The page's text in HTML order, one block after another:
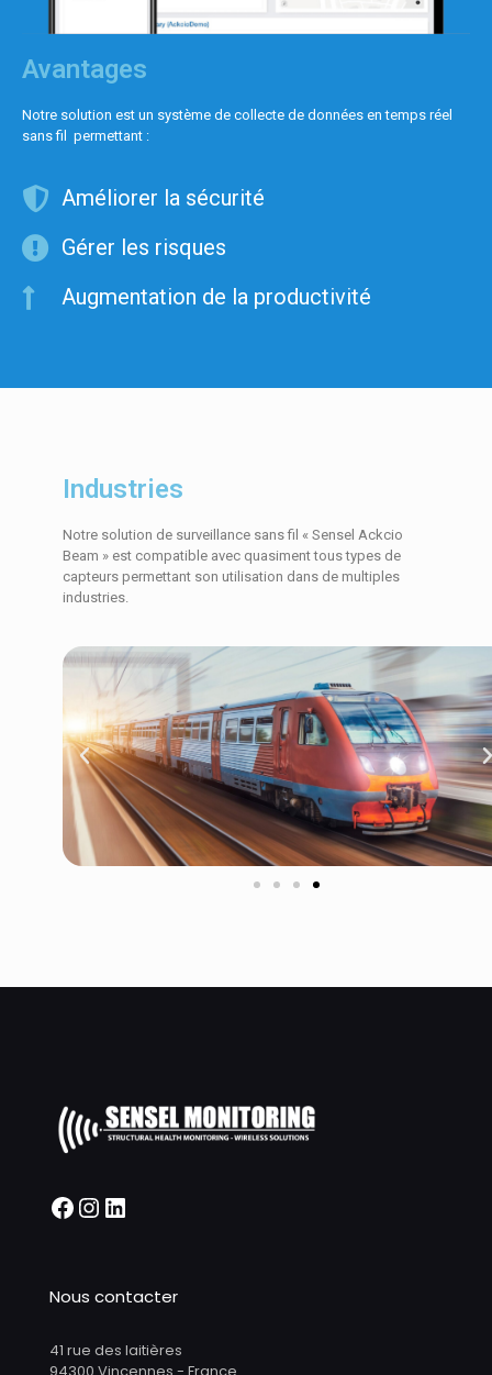
Avantages
Notre solution est un système de collecte de données en temps réel
sans fil permettant :
Améliorer la sécurité
Gérer les risques
Augmentation de la productivité
Industries
Notre solution de surveillance sans fil « Sensel Ackcio
Beam » est compatible avec quasiment tous types de
capteurs permettant son utilisation dans de multiples
industries.
Nous contacter
41 rue des laitières
94300 Vincennes - France